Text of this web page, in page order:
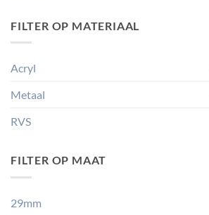
FILTER OP MATERIAAL
Acryl
Metaal
RVS
FILTER OP MAAT
29mm